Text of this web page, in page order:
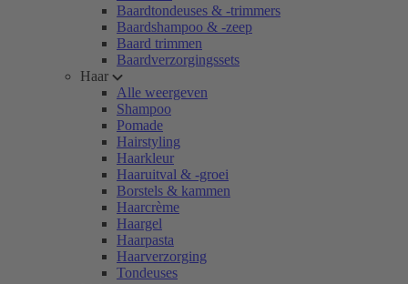
Baardtondeuses & -trimmers
Baardshampoo & -zeep
Baard trimmen
Baardverzorgingssets
Haar
Alle weergeven
Shampoo
Pomade
Hairstyling
Haarkleur
Haaruitval & -groei
Borstels & kammen
Haarcrème
Haargel
Haarpasta
Haarverzorging
Tondeuses